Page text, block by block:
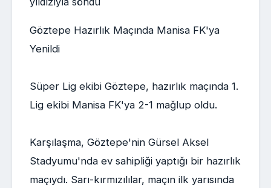
Göztepe Hazırlık Maçında Manisa FK'ya
Yenildi
Süper Lig ekibi Göztepe, hazırlık maçında 1.
Lig ekibi Manisa FK'ya 2-1 mağlup oldu.
Karşılaşma, Göztepe'nin Gürsel Aksel
Stadyumu'nda ev sahipliği yaptığı bir hazırlık
maçıydı. Sarı-kırmızılılar, maçın ilk yarısında